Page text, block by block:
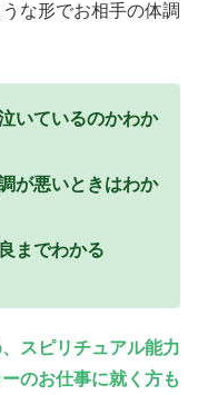
な形でお相手の体調
いているのかわか
が悪いときはわか
までわかる
スピリチュアル能力
のお仕事に就く方も